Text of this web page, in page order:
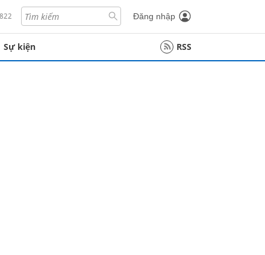
Đăng nhập
Sự kiện RSS